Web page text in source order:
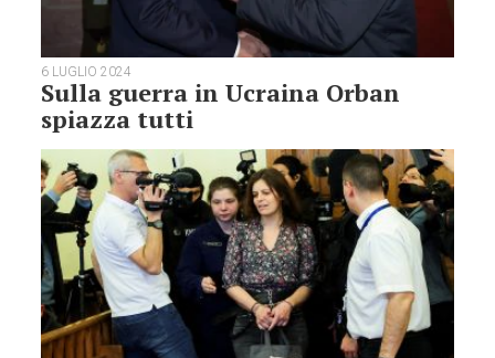
6 LUGLIO 2024
Sulla guerra in Ucraina Orban
spiazza tutti